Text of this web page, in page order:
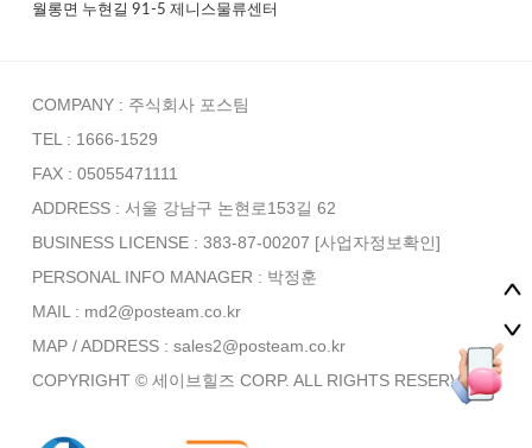
월롱면 누현길 91-5 제니스물류센터
COMPANY : 주식회사 포스팀
TEL : 1666-1529
FAX : 05055471111
ADDRESS : 서울 강남구 논현로153길 62
BUSINESS LICENSE : 383-87-00207 [사업자정보확인]
PERSONAL INFO MANAGER : 박정훈
MAIL : md2@posteam.co.kr
MAP / ADDRESS : sales2@posteam.co.kr
COPYRIGHT © 세이브힐즈 CORP. ALL RIGHTS RESERVED.